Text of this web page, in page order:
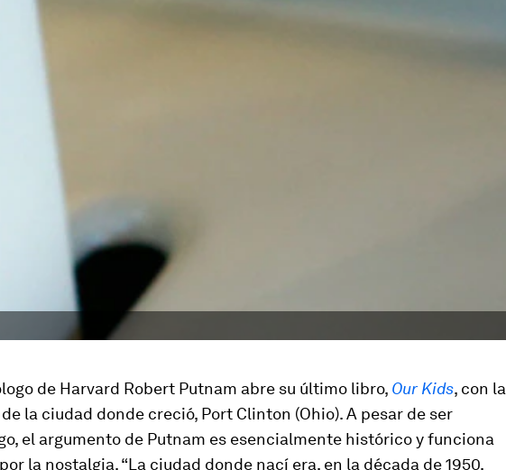
de Harvard Robert Putnam abre su último libro, Our Kids, con la
la ciudad donde creció, Port Clinton (Ohio). A pesar de ser
el argumento de Putnam es esencialmente histórico y funciona
la nostalgia. “La ciudad donde nací era, en la década de 1950,